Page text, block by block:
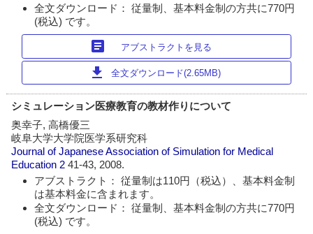
全文ダウンロード： 従量制、基本料金制の方共に770円
(税込) です。
article アブストラクトを見る
download 全文ダウンロード(2.65MB)
シミュレーション医療教育の教材作りについて
奥幸子, 高橋優三
岐阜大学大学院医学系研究科
Journal of Japanese Association of Simulation for Medical
Education 241-43, 2008.
アブストラクト： 従量制は110円（税込）、基本料金制
は基本料金に含まれます。
全文ダウンロード： 従量制、基本料金制の方共に770円
(税込) です。